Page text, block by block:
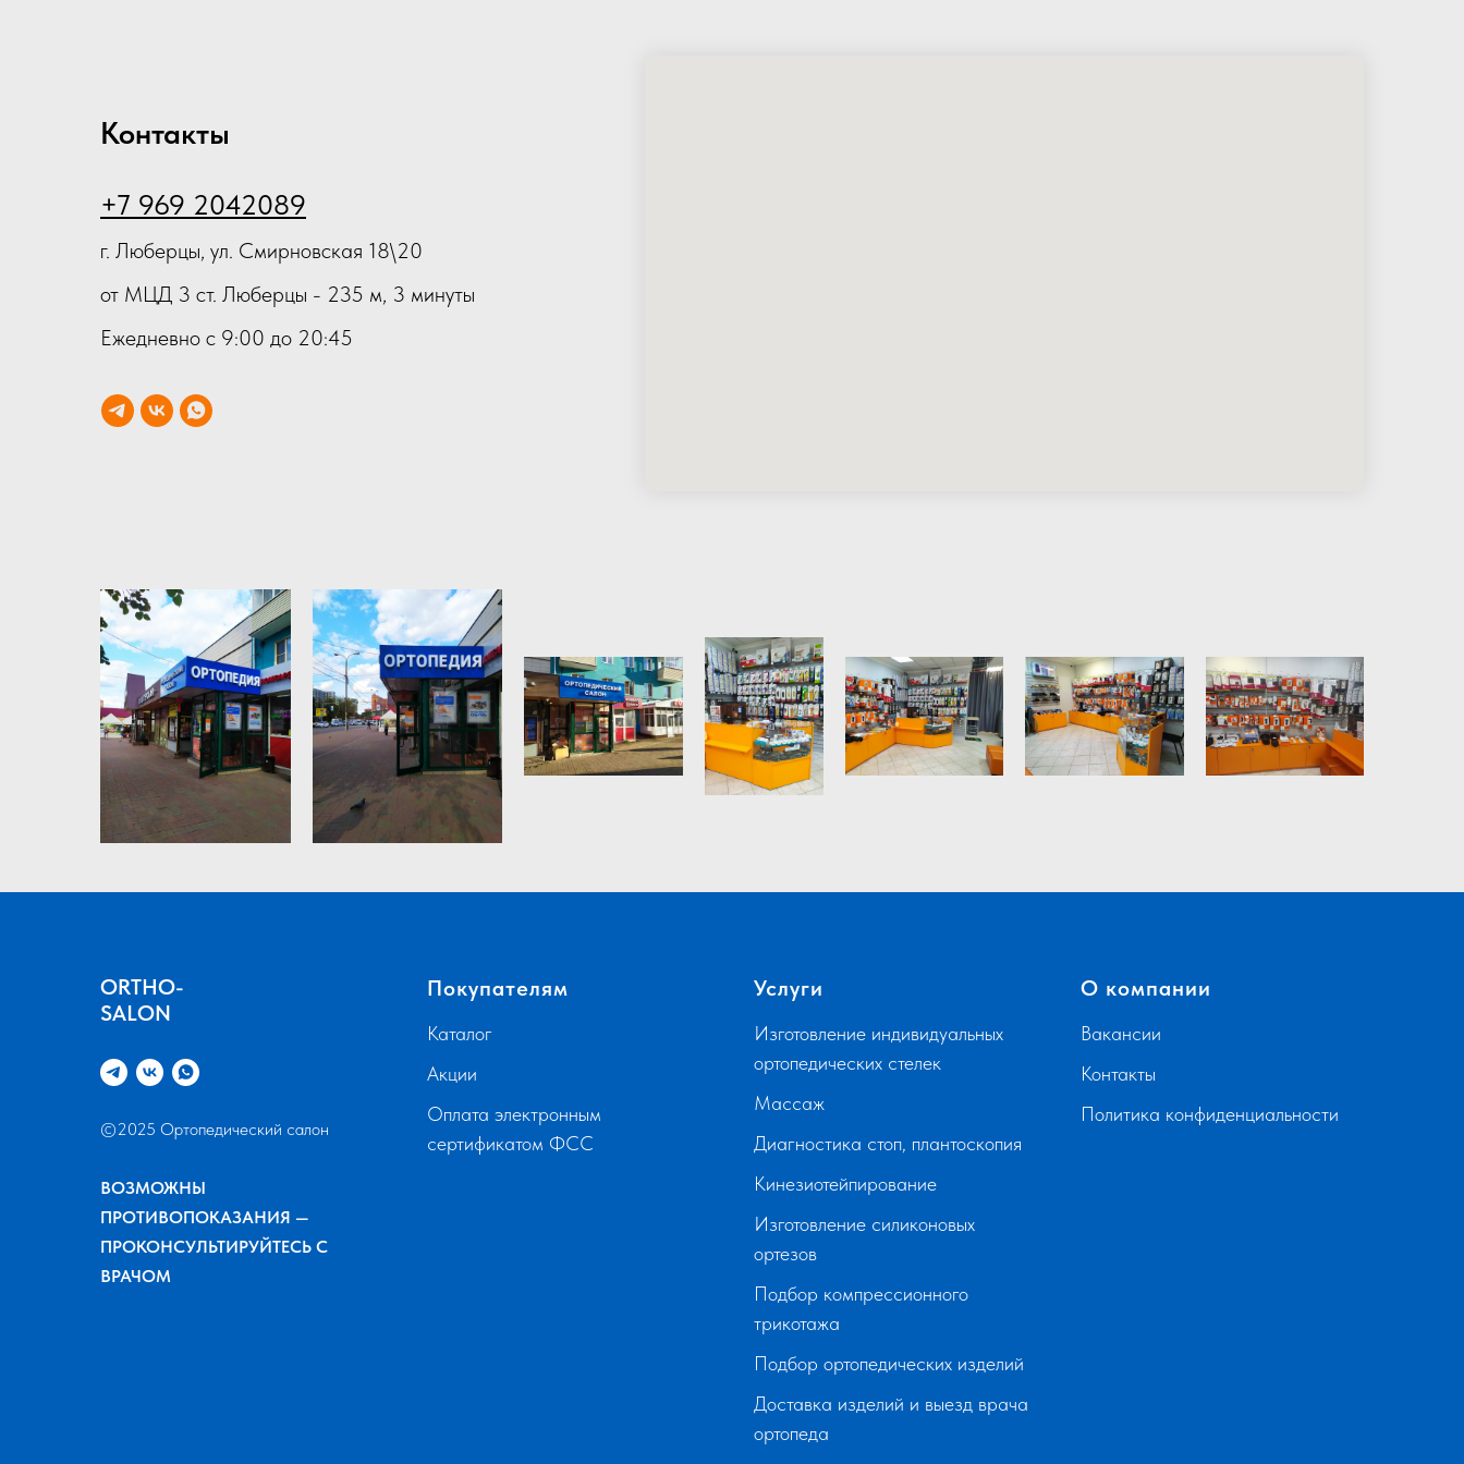
Контакты
+7 969 2042089
г. Люберцы, ул. Смирновская 18\20
от МЦД 3 ст. Люберцы - 235 м, 3 минуты
Ежедневно с 9:00 до 20:45
ORTHO-
SALON
©2025 Ортопедический салон
ВОЗМОЖНЫ
ПРОТИВОПОКАЗАНИЯ —
ПРОКОНСУЛЬТИРУЙТЕСЬ С
ВРАЧОМ
Покупателям
Каталог
Акции
Оплата электронным
сертификатом ФСС
Услуги
Изготовление индивидуальных
ортопедических стелек
Массаж
Диагностика стоп, плантоскопия
Кинезиотейпирование
Изготовление силиконовых
ортезов
Подбор компрессионного
трикотажа
Подбор ортопедических изделий
Доставка изделий и выезд врача
ортопеда
О компании
Вакансии
Контакты
Политика конфиденциальности